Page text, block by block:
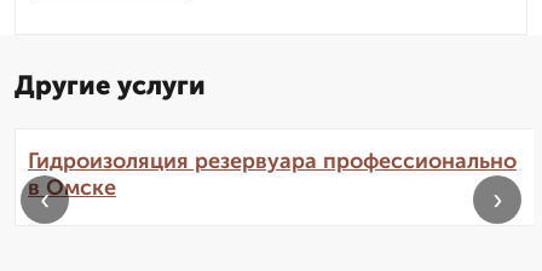
Другие услуги
Гидроизоляция резервуара профессионально
в Омске
‹ ›